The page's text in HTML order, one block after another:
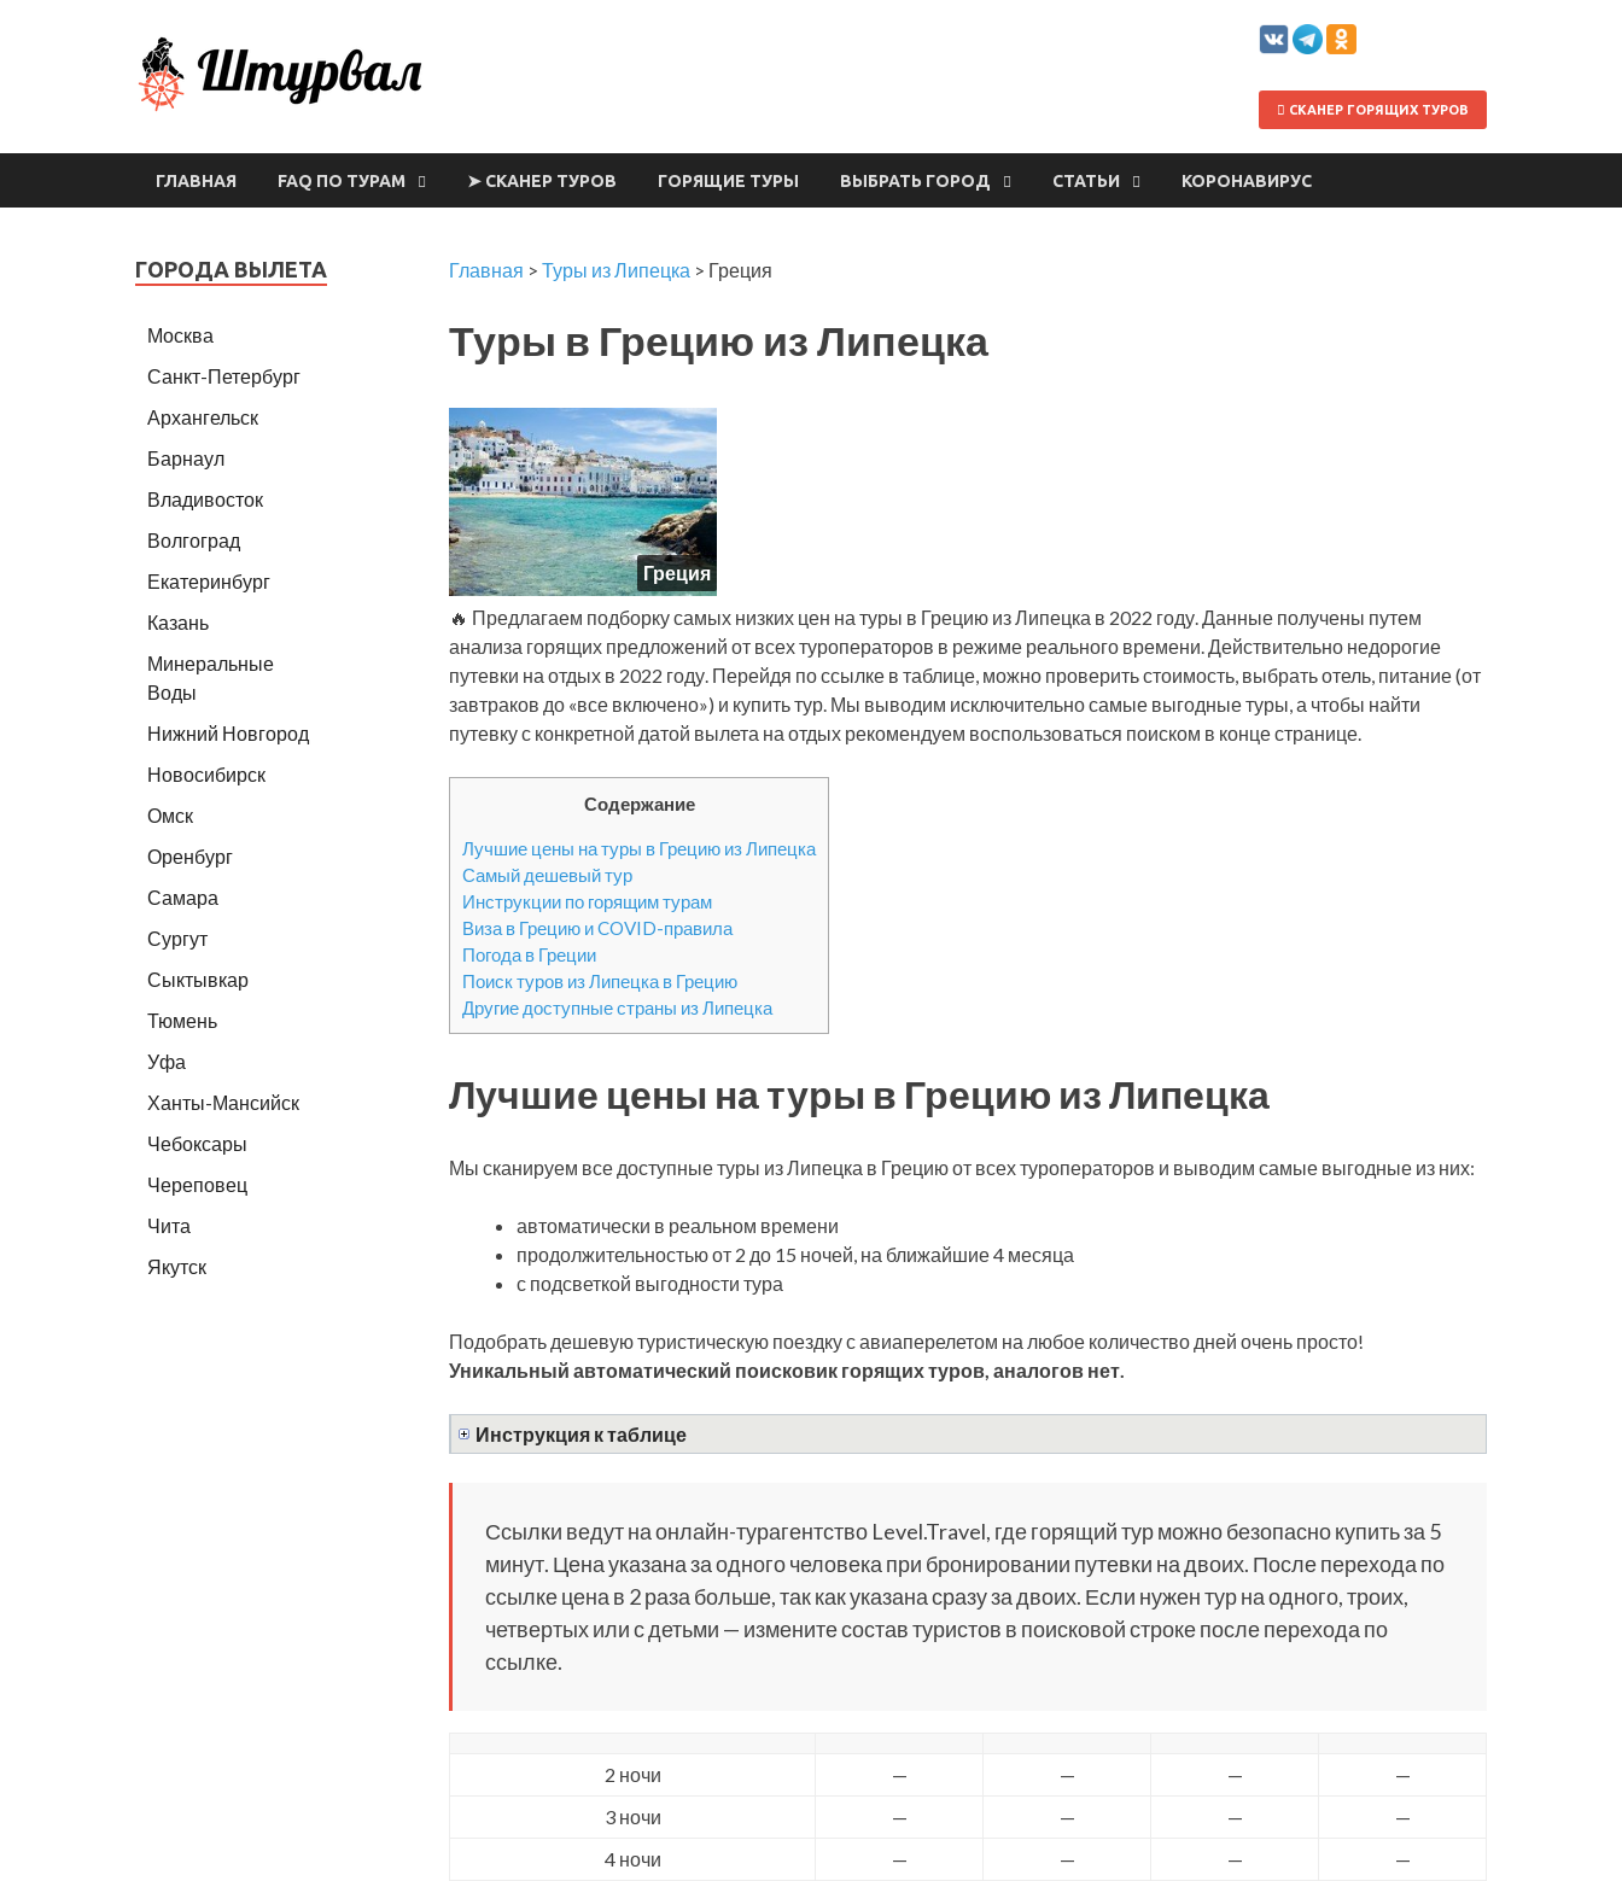
СКАНЕР ГОРЯЩИХ ТУРОВ
ГЛАВНАЯ FAQ ПО ТУРАМ ➤ СКАНЕР ТУРОВ ГОРЯЩИЕ ТУРЫ ВЫБРАТЬ ГОРОД СТАТЬИ КОРОНАВИРУС
Главная > Туры из Липецка > Греция
Туры в Грецию из Липецка
Греция
🔥 Предлагаем подборку самых низких цен на туры в Грецию из Липецка в 2022 году. Данные получены путем
анализа горящих предложений от всех туроператоров в режиме реального времени. Действительно недорогие
путевки на отдых в 2022 году. Перейдя по ссылке в таблице, можно проверить стоимость, выбрать отель, питание (от
завтраков до «все включено») и купить тур. Мы выводим исключительно самые выгодные туры, а чтобы найти
путевку с конкретной датой вылета на отдых рекомендуем воспользоваться поиском в конце странице.
Содержание
Лучшие цены на туры в Грецию из Липецка
Самый дешевый тур
Инструкции по горящим турам
Виза в Грецию и COVID-правила
Погода в Греции
Поиск туров из Липецка в Грецию
Другие доступные страны из Липецка
Лучшие цены на туры в Грецию из Липецка
Мы сканируем все доступные туры из Липецка в Грецию от всех туроператоров и выводим самые выгодные из них:
автоматически в реальном времени
продолжительностью от 2 до 15 ночей, на ближайшие 4 месяца
с подсветкой выгодности тура
Подобрать дешевую туристическую поездку с авиаперелетом на любое количество дней очень просто!
Уникальный автоматический поисковик горящих туров, аналогов нет.
Инструкция к таблице
Ссылки ведут на онлайн-турагентство Level.Travel, где горящий тур можно безопасно купить за 5
минут. Цена указана за одного человека при бронировании путевки на двоих. После перехода по
ссылке цена в 2 раза больше, так как указана сразу за двоих. Если нужен тур на одного, троих,
четвертых или с детьми — измените состав туристов в поисковой строке после перехода по
ссылке.
2 ночи — — —
—
3 ночи
— — —
—
4 ночи
— — —
—
ГОРОДА ВЫЛЕТА
Москва
Санкт-Петербург
Архангельск
Барнаул
Владивосток
Волгоград
Екатеринбург
Казань
Минеральные
Воды
Нижний Новгород
Новосибирск
Омск
Оренбург
Самара
Сургут
Сыктывкар
Тюмень
Уфа
Ханты-Мансийск
Чебоксары
Череповец
Чита
Якутск